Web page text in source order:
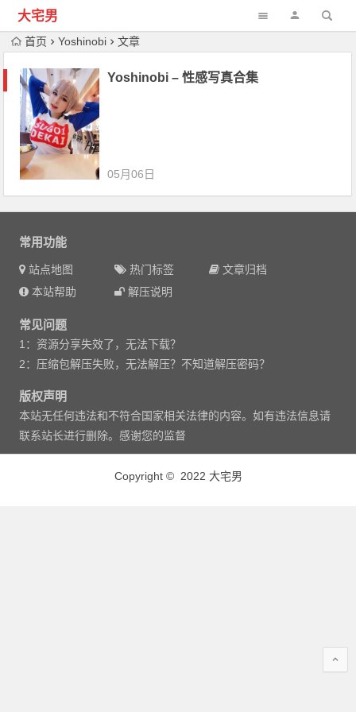
大宅男
首页 Yoshinobi 文章
Yoshinobi – 性感写真合集
05月06日
常用功能
站点地图 热门标签
文章归档
本站帮助
解压说明
常见问题
1：资源分享失效了，无法下载？
2：压缩包解压失败，无法解压？不知道解压密码？
版权声明
本站无任何违法和不符合国家相关法律的内容。如有违法信息请
联系站长进行删除。感谢您的监督
Copyright © 2022 大宅男